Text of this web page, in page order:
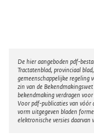
Disclaimer
De hier aangeboden pdf-
Tractatenblad, provinciaal
gemeenschappelijke regeling
zin van de
bekendmaking verdragen
Voor pdf-publicaties van vóór
vorm uitgegeven bladen
elektronische versies daarvan